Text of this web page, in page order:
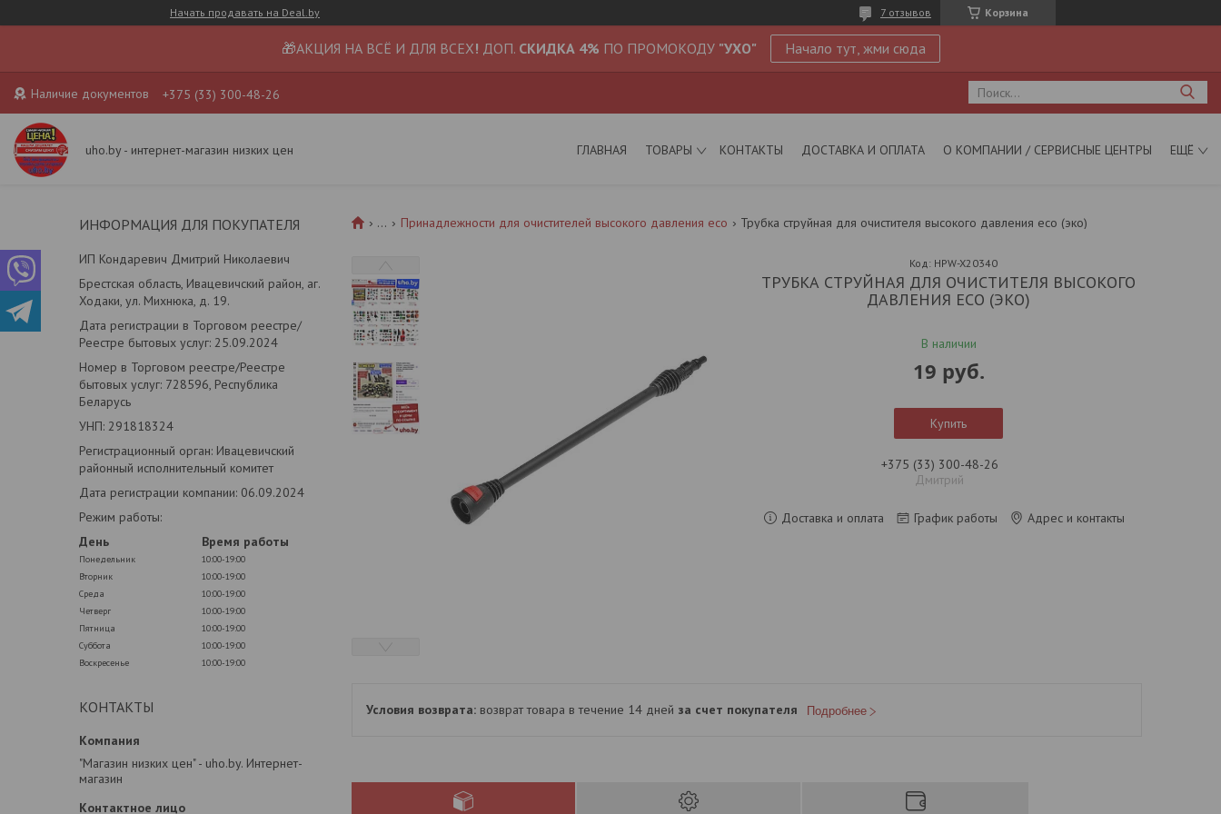
Начать продавать на Deal.by Корзина
7 отзывов
🎁АКЦИЯ НА ВСЁ И ДЛЯ ВСЕХ! ДОП. СКИДКА 4% ПО ПРОМОКОДУ "УХО" Начало тут, жми сюда
Наличие документов +375 (33) 300-48-26
uho.by - интернет-магазин низких цен ГЛАВНАЯ ТОВАРЫ КОНТАКТЫ ДОСТАВКА И ОПЛАТА О КОМПАНИИ / СЕРВИСНЫЕ ЦЕНТРЫ ЕЩЁ
ИНФОРМАЦИЯ ДЛЯ ПОКУПАТЕЛЯ
ИП Кондаревич Дмитрий Николаевич
Брестская область, Ивацевичский район, аг.
Ходаки, ул. Михнюка, д. 19.
Дата регистрации в Торговом реестре/
Реестре бытовых услуг: 25.09.2024
Номер в Торговом реестре/Реестре
бытовых услуг: 728596, Республика
Беларусь
УНП: 291818324
Регистрационный орган: Ивацевичский
районный исполнительный комитет
Дата регистрации компании: 06.09.2024
Режим работы:
День
Время работы
Понедельник
10:00-19:00
Вторник
10:00-19:00
Среда
10:00-19:00
Четверг
10:00-19:00
Пятница
10:00-19:00
Суббота
10:00-19:00
Воскресенье
10:00-19:00
КОНТАКТЫ
"Магазин низких цен" - uho.by. Интернет-
магазин
... Принадлежности для очистителей высокого давления eco Трубка струйная для очистителя высокого давления eco (эко)
ТРУБКА СТРУЙНАЯ ДЛЯ ОЧИСТИТЕЛЯ ВЫСОКОГО
ДАВЛЕНИЯ ECO (ЭКО)
В наличии
Код: HPW-X20340
19 руб.
Купить
+375 (33) 300-48-26
Дмитрий
Доставка и оплата График работы Адрес и контакты
возврат товара в течение 14 дней за счет покупателя Подробнее